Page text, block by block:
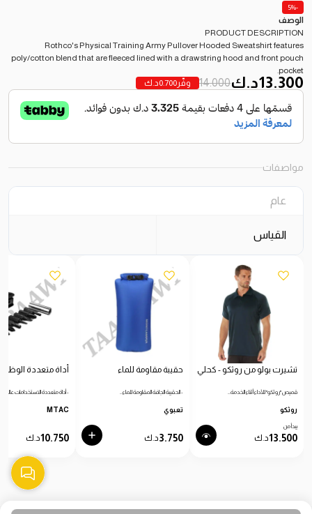
-5%
الوصف
PRODUCT DESCRIPTION
Rothco's Physical Training Army Pullover Hooded Sweatshirt features
poly/cotton blend that are fleeced lined with a drawstring hood and front pouch
pocket.
وفّر 0.700د.ك 14.000 13.300د.ك
مواصفات
عام
القياس
تشيرت بولو من روثكو - كحلي
قميص "روثكو" للأداء أثناء الخدمة…
روثكو
يبدأ من
13.500د.ك
حقيبة مقاومة للماء
- الحقيبة الجافة المقاومة للماء…
تعبوي
3.750د.ك
أداة متعددة
- أداة متعددة الاستخدامات عالية…
MTAC
10.750د.ك